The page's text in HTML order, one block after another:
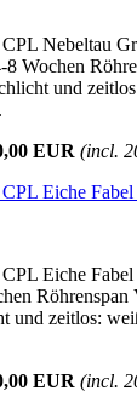
Nebeltau
Wochen
und
EUR (incl.
Eiche Fabel
Eiche
und zeitlos:
EUR (incl.